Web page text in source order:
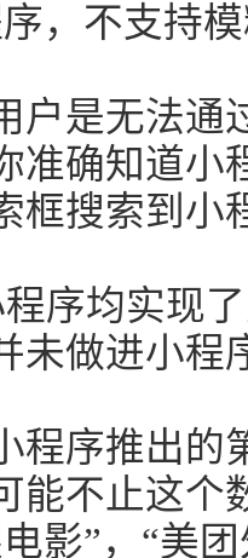
，不支持
户是无法通
准确知道小
框搜索到小
序均实现
未做进小程
程序推出的
能不止这个
影”，“美